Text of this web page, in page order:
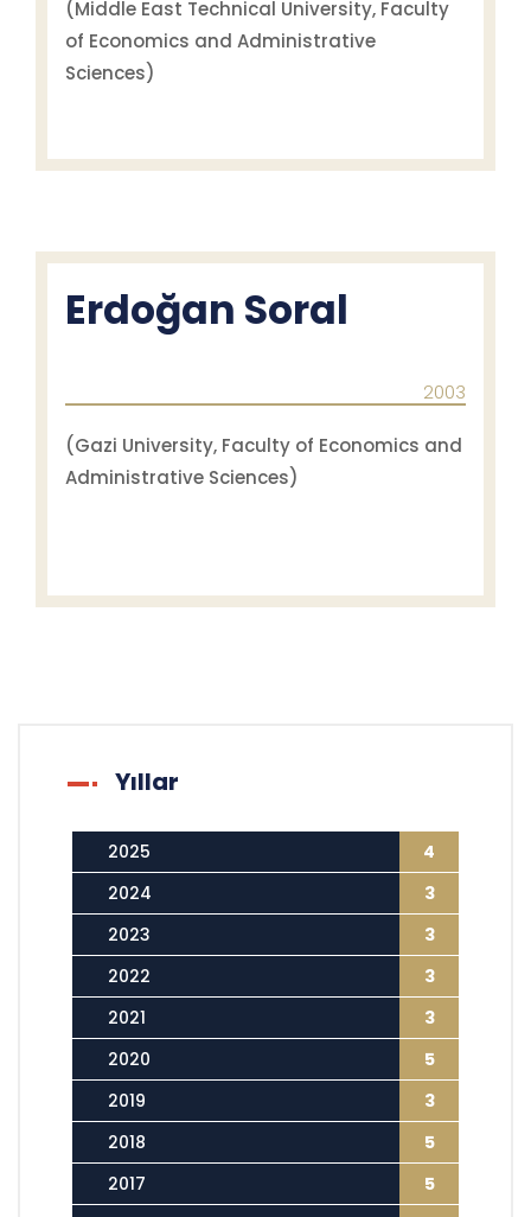
(Middle East Technical University, Faculty
of Economics and Administrative
Sciences)
Erdoğan Soral
2003
(Gazi University, Faculty of Economics and
Administrative Sciences)
Yıllar
2025
4
2024
3
2023
3
2022
3
2021
3
2020
5
2019
3
2018
5
2017
5